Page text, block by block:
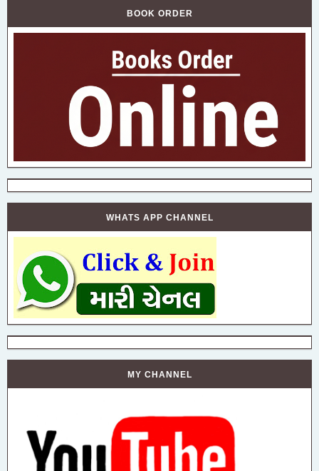
BOOK ORDER
WHATS APP CHANNEL
MY CHANNEL